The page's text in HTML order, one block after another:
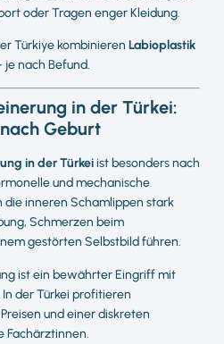
oder Tragen enger Kleidung.
Türkiye kombinieren Labioplastik
nach Befund.
in der Türkei:
Geburt
in der Türkeiist besonders nach
und mechanische
die inneren Schamlippen stark
Schmerzen beim
gestörten Selbstbild führen.
ist ein bewährter Eingriff mit
der Türkei profitieren
und einer diskreten
Fachärztinnen.